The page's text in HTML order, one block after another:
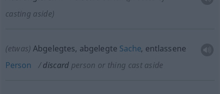
casting aside)
(etwas) Abgelegtes, abgelegte Sache, entlassene
Person
discard person or thing cast aside